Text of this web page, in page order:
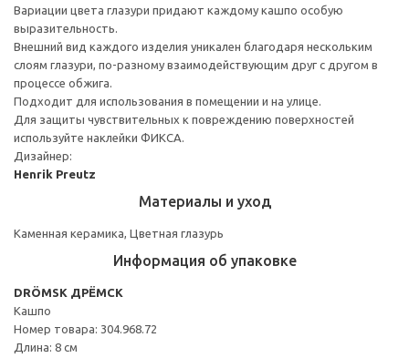
Вариации цвета глазури придают каждому кашпо особую
выразительность.
Внешний вид каждого изделия уникален благодаря нескольким
слоям глазури, по-разному взаимодействующим друг с другом в
процессе обжига.
Подходит для использования в помещении и на улице.
Для защиты чувствительных к повреждению поверхностей
используйте наклейки ФИКСА.
Дизайнер:
Henrik Preutz
Материалы и уход
Каменная керамика, Цветная глазурь
Информация об упаковке
DRÖMSK ДРЁМСК
Кашпо
Номер товара: 304.968.72
Длина: 8 см